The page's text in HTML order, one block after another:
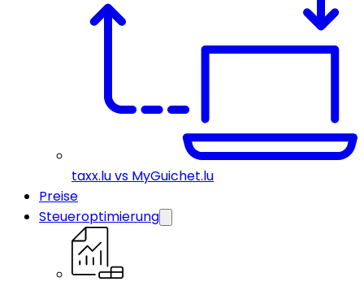
taxx.lu vs MyGuichet.lu
Preise
Steueroptimierung